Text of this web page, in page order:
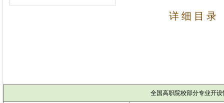
详 细 目 录
全国高职院校部分专业开设